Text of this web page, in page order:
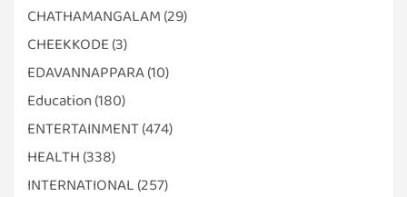
CHATHAMANGALAM (29)
CHEEKKODE (3)
EDAVANNAPPARA(10)
Education (180)
ENTERTAINMENT(474)
HEALTH (338)
INTERNATIONAL (257)